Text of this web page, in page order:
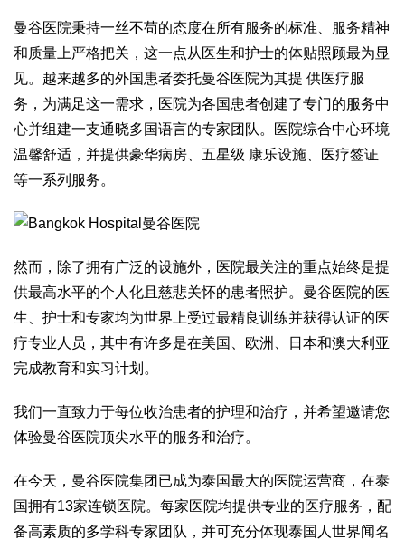
曼谷医院秉持一丝不苟的态度在所有服务的标准、服务精神
和质量上严格把关，这一点从医生和护士的体贴照顾最为显
见。越来越多的外国患者委托曼谷医院为其提 供医疗服
务，为满足这一需求，医院为各国患者创建了专门的服务中
心并组建一支通晓多国语言的专家团队。医院综合中心环境
温馨舒适，并提供豪华病房、五星级 康乐设施、医疗签证
等一系列服务。
然而，除了拥有广泛的设施外，医院最关注的重点始终是提
供最高水平的个人化且慈悲关怀的患者照护。曼谷医院的医
生、护士和专家均为世界上受过最精良训练并获得认证的医
疗专业人员，其中有许多是在美国、欧洲、日本和澳大利亚
完成教育和实习计划。
我们一直致力于每位收治患者的护理和治疗，并希望邀请您
体验曼谷医院顶尖水平的服务和治疗。
在今天，曼谷医院集团已成为泰国最大的医院运营商，在泰
国拥有13家连锁医院。每家医院均提供专业的医疗服务，配
备高素质的多学科专家团队，并可充分体现泰国人世界闻名